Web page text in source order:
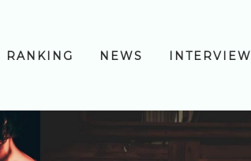
RANKING NEWS INTERVIEW